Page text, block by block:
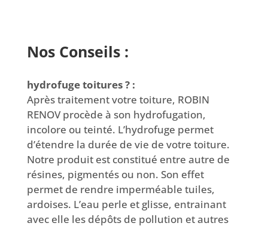
Nos Conseils :
hydrofuge toitures ? :
Après traitement votre toiture, ROBIN
RENOV procède à son hydrofugation,
incolore ou teinté. L’hydrofuge permet
d’étendre la durée de vie de votre toiture.
Notre produit est constitué entre autre de
résines, pigmentés ou non. Son effet
permet de rendre imperméable tuiles,
ardoises. L’eau perle et glisse, entrainant
avec elle les dépôts de pollution et autres